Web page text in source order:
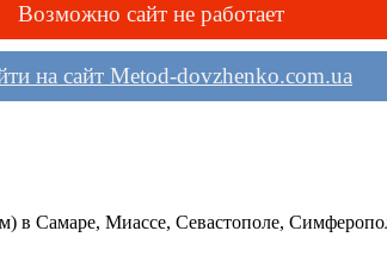
Возможно сайт не работает
на сайт Metod-dovzhenko.com.ua
в Самаре, Миассе, Севастополе,